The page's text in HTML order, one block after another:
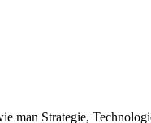
man Strategie,